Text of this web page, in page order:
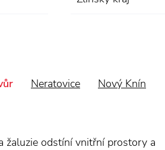
Neratovice
Nový Knín
žaluzie odstíní vnitřní prostory a